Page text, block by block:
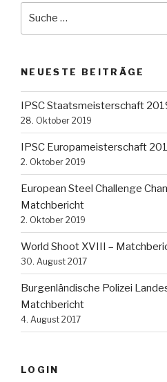
NEUESTE BEITRÄGE
IPSC Staatsmeisterschaft
28. Oktober 2019
IPSC Europameisterschaft
2. Oktober 2019
European Steel Challenge
Matchbericht
2. Oktober 2019
World Shoot XVIII –
30. August 2017
Burgenländische Polizei
Matchbericht
4. August 2017
LOGIN